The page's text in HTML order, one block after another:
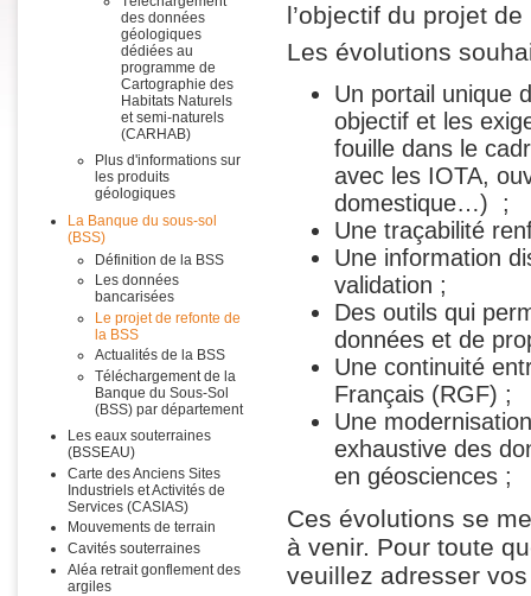
des données
géologiques
dédiées au
programme de
Cartographie des
Habitats Naturels
et semi-naturels
(CARHAB)
Plus d'informations sur
les produits
géologiques
La Banque du sous-sol
(BSS)
Définition de la BSS
Les données
bancarisées
Le projet de refonte de
la BSS
Actualités de la BSS
Téléchargement de la
Banque du Sous-Sol
(BSS) par département
Les eaux souterraines
(BSSEAU)
Carte des Anciens Sites
Industriels et Activités de
Services (CASIAS)
Mouvements de terrain
Cavités souterraines
Aléa retrait gonflement des
argiles
l’objectif du projet
Les évolutions
Un portail unique
objectif et les
fouille dans le
avec les IOTA,
domestique…) ;
Une traçabilité
Une information
validation ;
Des outils qui
données et de
Une continuité
Français (RGF) ;
Une
exhaustive des
en géosciences ;
Ces évolutions se
à venir. Pour toute
veuillez adresser